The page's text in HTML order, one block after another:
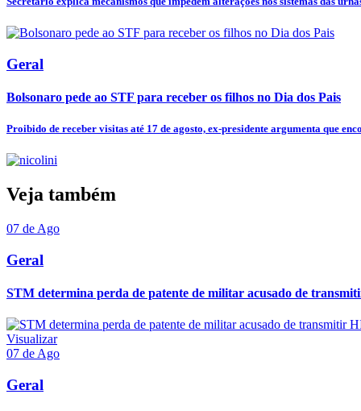
Geral
Bolsonaro pede ao STF para receber os filhos no Dia dos Pais
Proibido de receber visitas até 17 de agosto, ex-presidente argumenta que
Veja também
07 de Ago
Geral
STM determina perda de patente de militar acusado de
Visualizar
07 de Ago
Geral